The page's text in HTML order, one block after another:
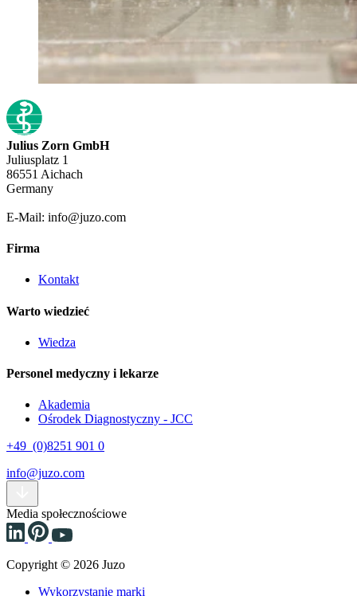
Julius Zorn GmbH
Juliusplatz 1
86551 Aichach
Germany
E-Mail: info@juzo.com
Firma
Kontakt
Warto wiedzieć
Wiedza
Personel medyczny i lekarze
Akademia
Ośrodek Diagnostyczny - JCC
+49 (0)8251 901 0
info@juzo.com
Media społecznościowe
Copyright © 2026 Juzo
Wykorzystanie marki